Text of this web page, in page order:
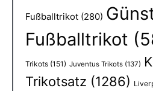
Fußballtrikot (280)
Fußballtrikot
Trikots (151) Juventus Trikots (137)
Trikotsatz (1286)